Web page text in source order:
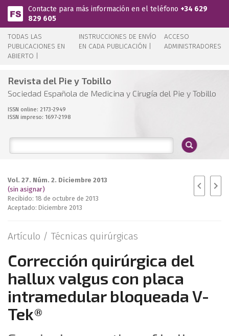
Pasar al contenido principal
Contacte para más información en el teléfono +34 629
829 605
TODAS LAS
PUBLICACIONES EN
ABIERTO |
INSTRUCCIONES DE ENVÍO
EN CADA PUBLICACIÓN |
ACCESO
ADMINISTRADORES
Revista del Pie y Tobillo
Sociedad Española de Medicina y Cirugía del Pie y Tobillo
ISSN online: 2173-2949
ISSN impreso: 1697-2198
Vol. 27. Núm. 2. Diciembre 2013
(sin asignar)
Recibido: 18 de octubre de 2013
Aceptado: Diciembre 2013
Artículo / Técnicas quirúrgicas
Corrección quirúrgica del
hallux valgus con placa
intramedular bloqueada V-
Tek®